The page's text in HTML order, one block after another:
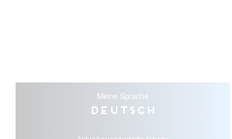
Meine Sprache
Deutsch